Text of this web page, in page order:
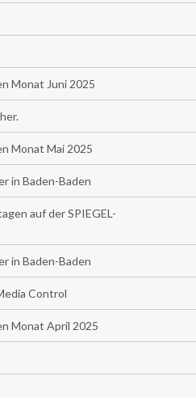
Monat Juni 2025
Monat Mai 2025
in Baden-Baden
auf der SPIEGEL-
in Baden-Baden
Control
Monat April 2025